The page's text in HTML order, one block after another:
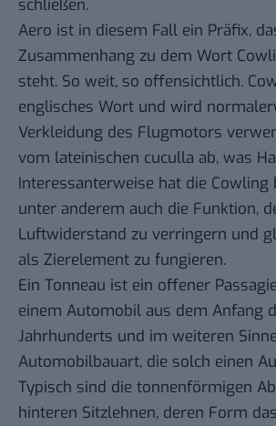
schließen.
Aero ist in diesem Fall ein Präfix,
Zusammenhang zu dem Wort
steht. So weit, so offensichtlich.
englisches Wort und wird
Verkleidung des Flugmotors
vom lateinischen cuculla ab, was
Interessanterweise hat die Cowling
unter anderem auch die Funktion,
Luftwiderstand zu verringern und
als Zierelement zu fungieren.
Ein Tonneau ist ein offener
einem Automobil aus dem Anfang
Jahrhunderts und im weiteren
Automobilbauart, die solch einen
Typisch sind die tonnenförmigen
hinteren Sitzlehnen, deren Form